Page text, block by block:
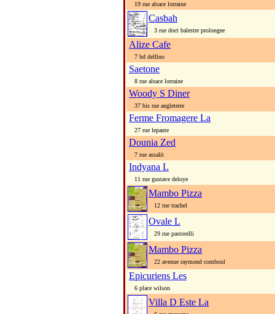
19 rue alsace lorraine
Casbah
3 rue doct balestre prolongee
Alize Cafe
7 bd delfino
Saetone
8 rue alsace lorraine
Woody S Diner
37 bis rue angleterre
Ferme Fromagere La
27 rue lepante
Dounia Zed
7 rue assalit
Indyana L
11 rue gustave deloye
Mambo Pizza
12 rue trachel
Ovale L
29 rue pastorelli
Mambo Pizza
22 avenue raymond comboul
Epicuriens Les
6 place wilson
Villa D Este La